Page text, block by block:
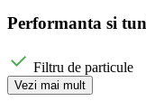
Performanta si
Filtru de particule
Vezi mai mult